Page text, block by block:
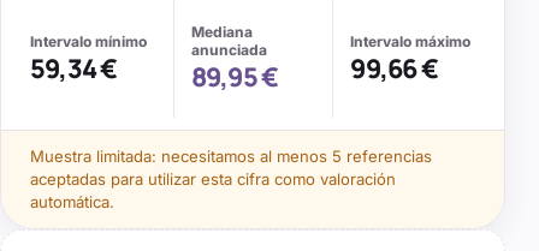
Intervalo mínimo
59,34 €
Mediana
anunciada
89,95 €
Intervalo máximo
99,66 €
Muestra limitada: necesitamos al menos 5 referencias
aceptadas para utilizar esta cifra como valoración
automática.